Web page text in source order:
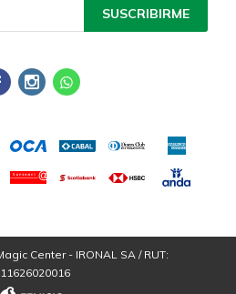
SUSCRIBIRME
 
Center - IRONAL SA / RUT: